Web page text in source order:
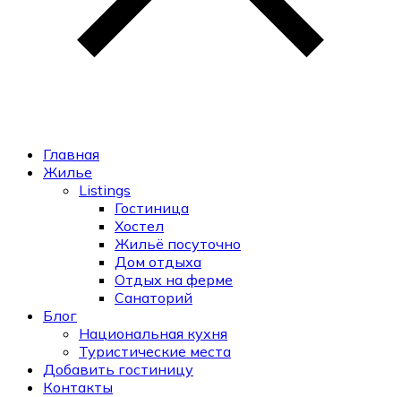
Главная
Жилье
Listings
Гостиница
Хостел
Жильё посуточно
Дом отдыха
Отдых на ферме
Санаторий
Блог
Национальная кухня
Туристические места
Добавить гостиницу
Контакты